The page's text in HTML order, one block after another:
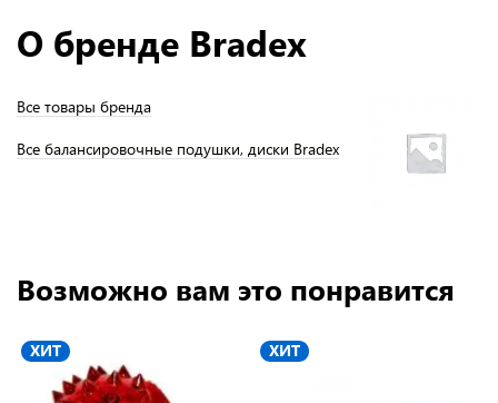
О бренде Bradex
Все товары бренда
Все балансировочные подушки, диски Bradex
Возможно вам это понравится
ХИТ ХИТ